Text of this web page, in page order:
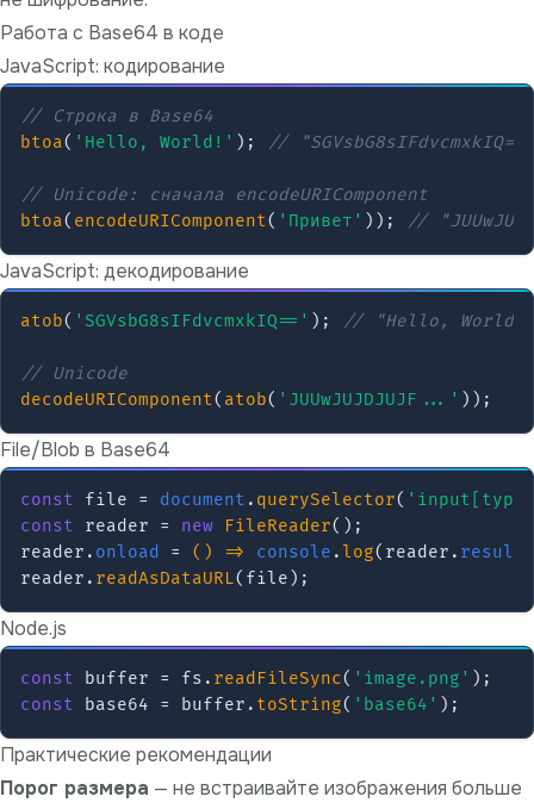
Работа с Base64 в коде
JavaScript: кодирование
// Строка в Base64
btoa( 'Hello, World!' ); // "SGVsbG8sIFdvcmxkIQ=="
// Unicode: сначала encodeURIComponent
btoa( encodeURIComponent( 'Привет' )); //
JavaScript: декодирование
atob( 'SGVsbG8sIFdvcmxkIQ==' ); // "Hello, World!"
// Unicode
decodeURIComponent( atob( 'JUUwJUJDJUJF...'
File/Blob в Base64
const file = document . querySelector(
const reader = new FileReader();
reader. onload = () => console .log(reader. result
reader. readAsDataURL
Node.js
const buffer = fs. readFileSync( 'image.png'
const base64 = buffer. toString( 'base64'
Практические рекомендации
Порог размера — не встраивайте изображения больше